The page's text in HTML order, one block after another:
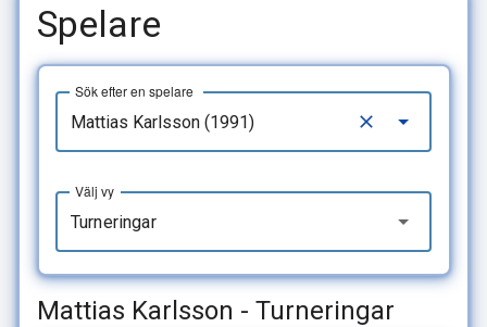
Spelare
Sök efter en spelare
Turneringar
Välj vy
Mattias Karlsson - Turneringar